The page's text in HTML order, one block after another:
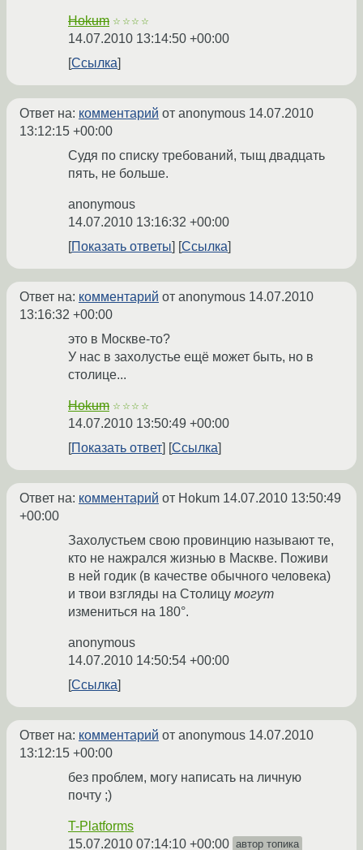
Hokum ☆☆☆☆
14.07.2010 13:14:50 +00:00
Ссылка
Ответ на: комментарий от anonymous 14.07.2010
13:12:15 +00:00
Судя по списку требований, тыщ двадцать
пять, не больше.
anonymous
14.07.2010 13:16:32 +00:00
Показать ответы
Ссылка
Ответ на: комментарий от anonymous 14.07.2010
13:16:32 +00:00
это в Москве-то?
У нас в захолустье ещё может быть, но в
столице...
Hokum ☆☆☆☆
14.07.2010 13:50:49 +00:00
Показать ответ
Ссылка
Ответ на: комментарий от Hokum 14.07.2010 13:50:49
+00:00
Захолустьем свою провинцию называют те,
кто не нажрался жизнью в Маскве. Поживи
в ней годик (в качестве обычного человека)
и твои взгляды на Столицу могут
измениться на 180°.
anonymous
14.07.2010 14:50:54 +00:00
Ссылка
Ответ на: комментарий от anonymous 14.07.2010
13:12:15 +00:00
без проблем, могу написать на личную
почту ;)
T-Platforms
15.07.2010 07:14:10 +00:00 автор топика